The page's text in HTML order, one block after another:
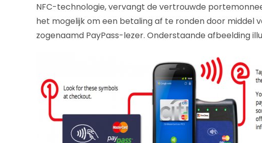
NFC-technologie, vervangt de vertrouwde
het mogelijk om een betaling af te ronden door middel
zogenaamd PayPass-lezer. Onderstaande afbeelding